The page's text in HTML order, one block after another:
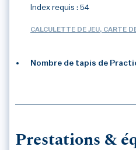
Index requis : 54
CALCULETTE DE JEU, CARTE
Nombre de tapis de
Prestations &